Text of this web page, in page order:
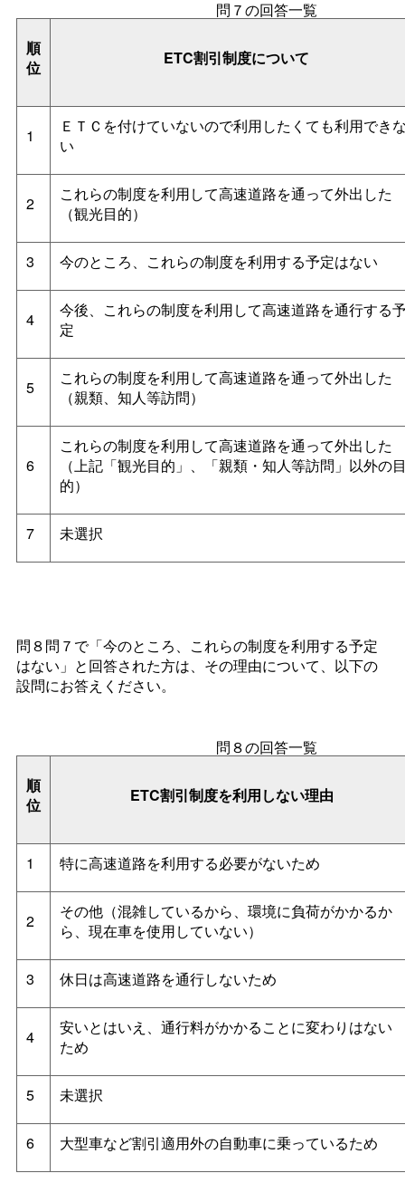
順
位
ETC割引制度について
問７の回答一覧
1
ＥＴＣを付けていないので利用したくても利用でき
い
2
これらの制度を利用して高速道路を通って外出した
（観光目的）
3 今のところ、これらの制度を利用する予定はない
4
今後、これらの制度を利用して高速道路を通行する
定
5
これらの制度を利用して高速道路を通って外出した
（親類、知人等訪問）
6
これらの制度を利用して高速道路を通って外出した
（上記「観光目的」、「親類・知人等訪問」以外の
的）
7 未選択
問８問７で「今のところ、これらの制度を利用する予定
はない」と回答された方は、その理由について、以下の
設問にお答えください。
順
位
ETC割引制度を利用しない理由
問８の回答一覧
1 特に高速道路を利用する必要がないため
2
その他（混雑しているから、環境に負荷がかかるか
ら、現在車を使用していない）
3 休日は高速道路を通行しないため
4
安いとはいえ、通行料がかかることに変わりはない
ため
5 未選択
6 大型車など割引適用外の自動車に乗っているため